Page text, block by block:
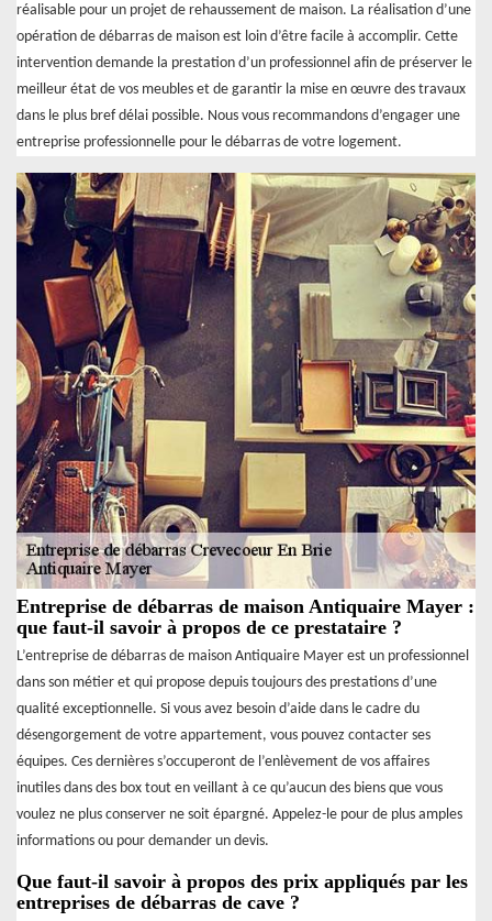
réalisable pour un projet de rehaussement de maison. La réalisation d’une
opération de débarras de maison est loin d’être facile à accomplir. Cette
intervention demande la prestation d’un professionnel afin de préserver le
meilleur état de vos meubles et de garantir la mise en œuvre des travaux
dans le plus bref délai possible. Nous vous recommandons d’engager une
entreprise professionnelle pour le débarras de votre logement.
Entreprise de débarras de maison Antiquaire Mayer :
que faut-il savoir à propos de ce prestataire ?
L’entreprise de débarras de maison Antiquaire Mayer est un professionnel
dans son métier et qui propose depuis toujours des prestations d’une
qualité exceptionnelle. Si vous avez besoin d’aide dans le cadre du
désengorgement de votre appartement, vous pouvez contacter ses
équipes. Ces dernières s’occuperont de l’enlèvement de vos affaires
inutiles dans des box tout en veillant à ce qu’aucun des biens que vous
voulez ne plus conserver ne soit épargné. Appelez-le pour de plus amples
informations ou pour demander un devis.
Que faut-il savoir à propos des prix appliqués par les
entreprises de débarras de cave ?